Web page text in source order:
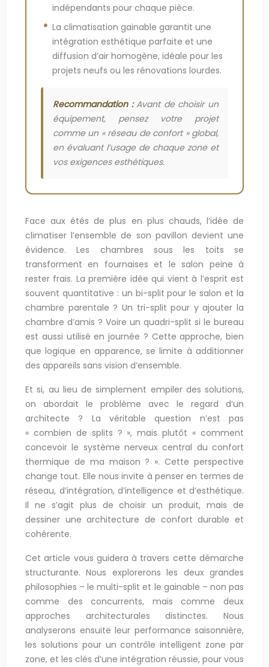
indépendants pour chaque pièce.
La climatisation gainable garantit une
intégration esthétique parfaite et une
diffusion d’air homogène, idéale pour les
projets neufs ou les rénovations lourdes.
Recommandation :Avant de choisir un
équipement, pensez votre projet
comme un « réseau de confort » global,
en évaluant l’usage de chaque zone et
vos exigences esthétiques.
Face aux étés de plus en plus chauds, l’idée de
climatiser l’ensemble de son pavillon devient une
évidence. Les chambres sous les toits se
transforment en fournaises et le salon peine à
rester frais. La première idée qui vient à l’esprit est
souvent quantitative : un bi-split pour le salon et la
chambre parentale ? Un tri-split pour y ajouter la
chambre d’amis ? Voire un quadri-split si le bureau
est aussi utilisé en journée ? Cette approche, bien
que logique en apparence, se limite à additionner
des appareils sans vision d’ensemble.
Et si, au lieu de simplement empiler des solutions,
on abordait le problème avec le regard d’un
architecte ? La véritable question n’est pas
« combien de splits ? », mais plutôt « comment
concevoir le système nerveux central du confort
thermique de ma maison ? ». Cette perspective
change tout. Elle nous invite à penser en termes de
réseau, d’intégration, d’intelligence et d’esthétique.
Il ne s’agit plus de choisir un produit, mais de
dessiner une architecture de confort durable et
cohérente.
Cet article vous guidera à travers cette démarche
structurante. Nous explorerons les deux grandes
philosophies – le multi-split et le gainable – non pas
comme des concurrents, mais comme deux
approches architecturales distinctes. Nous
analyserons ensuite leur performance saisonnière,
les solutions pour un contrôle intelligent zone par
zone, et les clés d’une intégration réussie, pour vous